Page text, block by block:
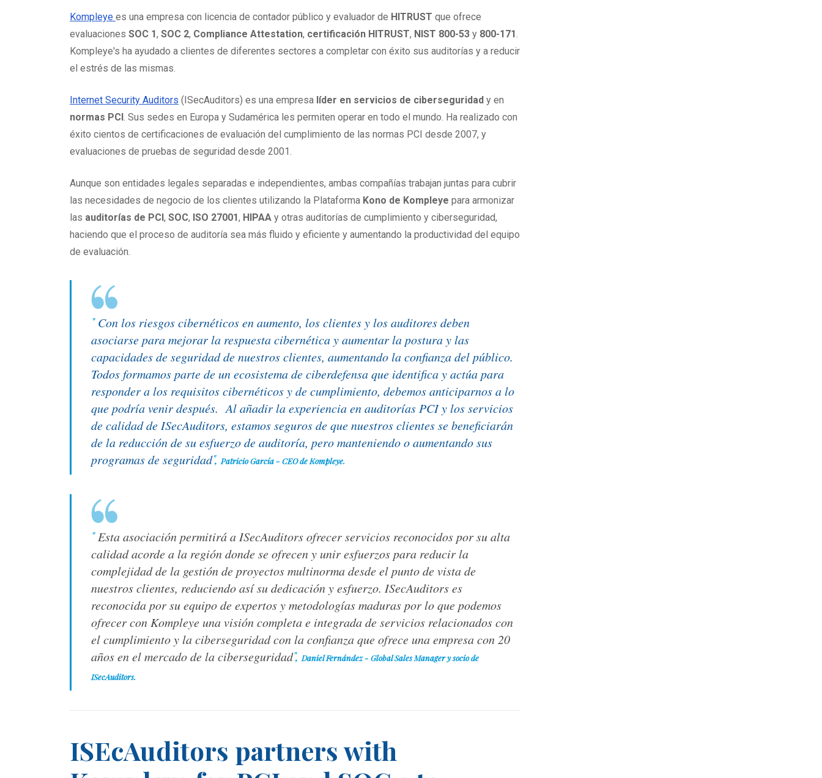
Kompleye es una empresa con licencia de contador público y evaluador de HITRUST que ofrece
evaluaciones SOC 1, SOC 2, Compliance Attestation, certificación HITRUST, NIST 800-53 y 800-171.
Kompleye's ha ayudado a clientes de diferentes sectores a completar con éxito sus auditorías y a reducir
el estrés de las mismas.
Internet Security Auditors (ISecAuditors) es una empresa líder en servicios de ciberseguridad y en
normas PCI. Sus sedes en Europa y Sudamérica les permiten operar en todo el mundo. Ha realizado con
éxito cientos de certificaciones de evaluación del cumplimiento de las normas PCI desde 2007, y
evaluaciones de pruebas de seguridad desde 2001.
Aunque son entidades legales separadas e independientes, ambas compañías trabajan juntas para cubrir
las necesidades de negocio de los clientes utilizando la Plataforma Kono de Kompleye para armonizar
las auditorías de PCI, SOC, ISO 27001, HIPAA y otras auditorías de cumplimiento y ciberseguridad,
haciendo que el proceso de auditoría sea más fluido y eficiente y aumentando la productividad del equipo
de evaluación.
"Con los riesgos cibernéticos en aumento, los clientes y los auditores deben
asociarse para mejorar la respuesta cibernética y aumentar la postura y las
capacidades de seguridad de nuestros clientes, aumentando la confianza del público.
Todos formamos parte de un ecosistema de ciberdefensa que identifica y actúa para
responder a los requisitos cibernéticos y de cumplimiento, debemos anticiparnos a lo
que podría venir después. Al añadir la experiencia en auditorías PCI y los servicios
de calidad de ISecAuditors, estamos seguros de que nuestros clientes se beneficiarán
de la reducción de su esfuerzo de auditoría, pero manteniendo o aumentando sus
programas de seguridad", Patricio García - CEO de Kompleye.
"Esta asociación permitirá a ISecAuditors ofrecer servicios reconocidos por su alta
calidad acorde a la región donde se ofrecen y unir esfuerzos para reducir la
complejidad de la gestión de proyectos multinorma desde el punto de vista de
nuestros clientes, reduciendo así su dedicación y esfuerzo. ISecAuditors es
reconocida por su equipo de expertos y metodologías maduras por lo que podemos
ofrecer con Kompleye una visión completa e integrada de servicios relacionados con
el cumplimiento y la ciberseguridad con la confianza que ofrece una empresa con 20
años en el mercado de la ciberseguridad", Daniel Fernández - Global Sales Manager y socio de
ISecAuditors.
ISEcAuditors partners with